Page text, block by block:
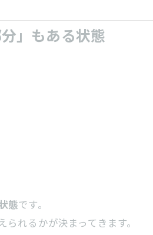
」もある状態
態です。
れるかが決まってきます。